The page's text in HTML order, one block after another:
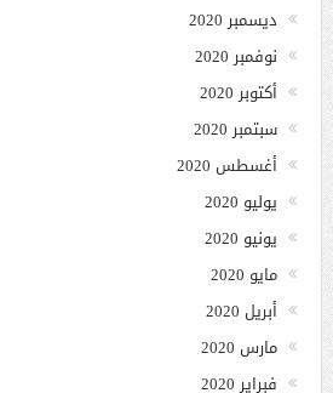
ديسمبر 2020
نوفمبر 2020
أكتوبر 2020
سبتمبر 2020
أغسطس 2020
يوليو 2020
يونيو 2020
مايو 2020
أبريل 2020
مارس 2020
فبراير 2020